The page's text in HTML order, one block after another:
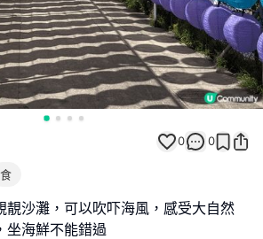
0 0
食
靚沙灘，可以吹吓海風，感受大自然
坐海鮮不能錯過